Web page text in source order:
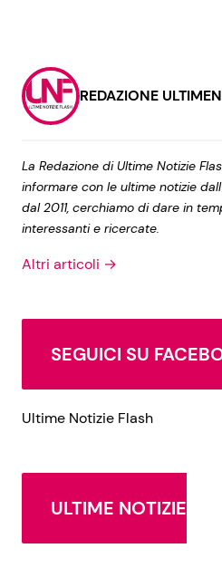
REDAZIONE
La Redazione di Ultime Notizie
informare con le ultime notizie
dal 2011, cerchiamo di dare in
interessanti e ricercate.
Altri articoli →
SEGUICI SU
Ultime Notizie Flash
ULTIME NOTIZIE